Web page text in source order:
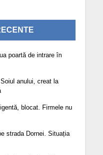
poartă de intrare în
anului, creat la
blocat. Firmele nu
strada Dornei. Situația